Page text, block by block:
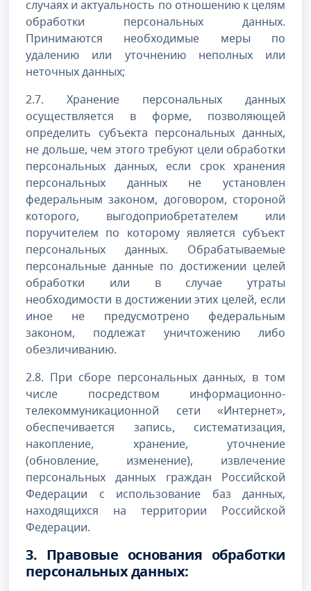
случаях и актуальность по отношению к целям
обработки персональных данных.
Принимаются необходимые меры по
удалению или уточнению неполных или
неточных данных;
2.7. Хранение персональных данных
осуществляется в форме, позволяющей
определить субъекта персональных данных,
не дольше, чем этого требуют цели обработки
персональных данных, если срок хранения
персональных данных не установлен
федеральным законом, договором, стороной
которого, выгодоприобретателем или
поручителем по которому является субъект
персональных данных. Обрабатываемые
персональные данные по достижении целей
обработки или в случае утраты
необходимости в достижении этих целей, если
иное не предусмотрено федеральным
законом, подлежат уничтожению либо
обезличиванию.
2.8. При сборе персональных данных, в том
числе посредством информационно-
телекоммуникационной сети «Интернет»,
обеспечивается запись, систематизация,
накопление, хранение, уточнение
(обновление, изменение), извлечение
персональных данных граждан Российской
Федерации с использование баз данных,
находящихся на территории Российской
Федерации.
3. Правовые основания обработки
персональных данных: